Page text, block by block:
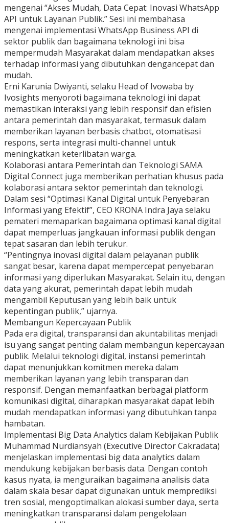
mengenai “Akses Mudah, Data Cepat: Inovasi WhatsApp
API untuk Layanan Publik.” Sesi ini membahasa
mengenai implementasi WhatsApp Business API di
sektor publik dan bagaimana teknologi ini bisa
mempermudah Masyarakat dalam mendapatkan akses
terhadap informasi yang dibutuhkan dengancepat dan
mudah.
Erni Karunia Dwiyanti, selaku Head of Ivowaba by
Ivosights menyoroti bagaimana teknologi ini dapat
memastikan interaksi yang lebih responsif dan efisien
antara pemerintah dan masyarakat, termasuk dalam
memberikan layanan berbasis chatbot, otomatisasi
respons, serta integrasi multi-channel untuk
meningkatkan keterlibatan warga.
Kolaborasi antara Pemerintah dan Teknologi SAMA
Digital Connect juga memberikan perhatian khusus pada
kolaborasi antara sektor pemerintah dan teknologi.
Dalam sesi “Optimasi Kanal Digital untuk Penyebaran
Informasi yang Efektif”, CEO KRONA Indra Jaya selaku
pemateri memaparkan bagaimana optimasi kanal digital
dapat memperluas jangkauan informasi publik dengan
tepat sasaran dan lebih terukur.
“Pentingnya inovasi digital dalam pelayanan publik
sangat besar, karena dapat mempercepat penyebaran
informasi yang diperlukan Masyarakat. Selain itu, dengan
data yang akurat, pemerintah dapat lebih mudah
mengambil Keputusan yang lebih baik untuk
kepentingan publik,” ujarnya.
Membangun Kepercayaan Publik
Pada era digital, transparansi dan akuntabilitas menjadi
isu yang sangat penting dalam membangun kepercayaan
publik. Melalui teknologi digital, instansi pemerintah
dapat menunjukkan komitmen mereka dalam
memberikan layanan yang lebih transparan dan
responsif. Dengan memanfaatkan berbagai platform
komunikasi digital, diharapkan masyarakat dapat lebih
mudah mendapatkan informasi yang dibutuhkan tanpa
hambatan.
Implementasi Big Data Analytics dalam Kebijakan Publik
Muhammad Nurdiansyah (Executive Director Cakradata)
menjelaskan implementasi big data analytics dalam
mendukung kebijakan berbasis data. Dengan contoh
kasus nyata, ia menguraikan bagaimana analisis data
dalam skala besar dapat digunakan untuk memprediksi
tren sosial, mengoptimalkan alokasi sumber daya, serta
meningkatkan transparansi dalam pengelolaan